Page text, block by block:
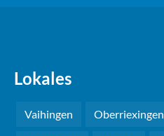
Lokales
Vaihingen Oberriexingen